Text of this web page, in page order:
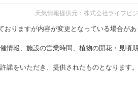
天気情報提供元：株式会社ライフビ
りますが内容が変更となっている場合が
情報、施設の営業時間、植物の開花・見頃
諾をいただき、提供されたものとなります